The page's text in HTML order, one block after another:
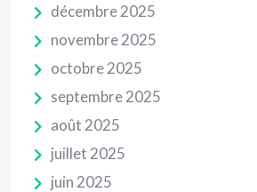
décembre 2025
novembre 2025
octobre 2025
septembre 2025
août 2025
juillet 2025
juin 2025